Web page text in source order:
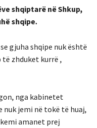
shqiptarë në Shkup,
shqipe.
gjuha shqipe nuk është
të zhduket kurrë ,
nga kabinetet
nuk jemi në tokë të huaj,
amanet prej